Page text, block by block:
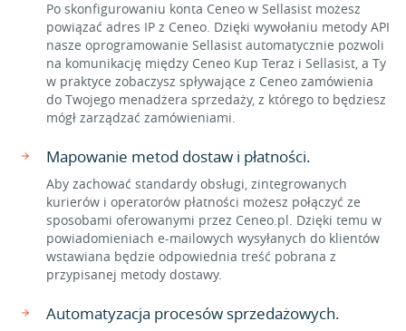
Po skonfigurowaniu konta Ceneo w Sellasist możesz
powiązać adres IP z Ceneo. Dzięki wywołaniu metody API
nasze oprogramowanie Sellasist automatycznie pozwoli
na komunikację między Ceneo Kup Teraz i Sellasist, a Ty
w praktyce zobaczysz spływające z Ceneo zamówienia
do Twojego menadżera sprzedaży, z którego to będziesz
mógł zarządzać zamówieniami.
Mapowanie metod dostaw i płatności.
Aby zachować standardy obsługi, zintegrowanych
kurierów i operatorów płatności możesz połączyć ze
sposobami oferowanymi przez Ceneo.pl. Dzięki temu w
powiadomieniach e-mailowych wysyłanych do klientów
wstawiana będzie odpowiednia treść pobrana z
przypisanej metody dostawy.
Automatyzacja procesów sprzedażowych.